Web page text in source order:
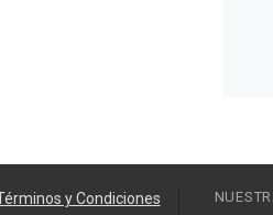
y Condiciones